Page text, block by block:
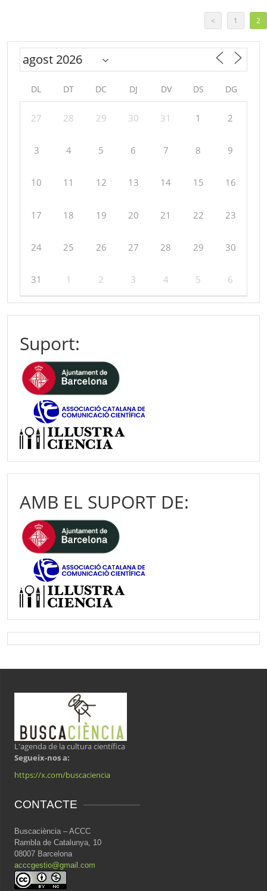
< 1 2
DL DT DC DJ DV DS DG
27 28 29 30 31 1 2
3 4 5 6 7 8 9
10 11 12 13 14 15 16
17 18 19 20 21 22 23
24 25 26 27 28 29 30
31 1 2 3 4 5 6
Suport:
AMB EL SUPORT DE:
L'agenda de la cultura científica
Segueix-nos a:
https://x.com/buscaciencia
CONTACTE
Buscaciència – ACCC
Rambla de Catalunya, 10
08007 Barcelona
acccgestio@gmail.com